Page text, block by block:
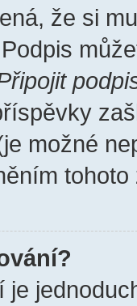
že si
možné
je